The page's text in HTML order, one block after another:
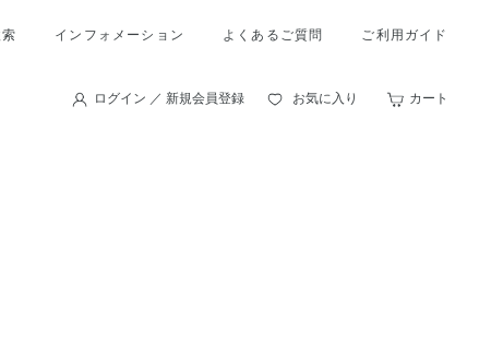
インフォメーション よくあるご質問 ご利用ガイド
ログイン ／ 新規会員登録 お気に入り カート